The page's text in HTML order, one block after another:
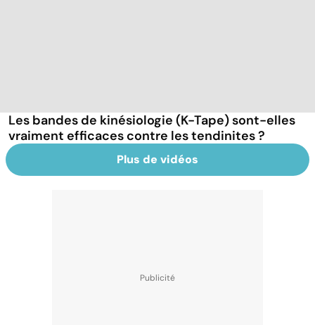
Les bandes de kinésiologie (K-Tape) sont-elles
vraiment efficaces contre les tendinites ?
Plus de vidéos